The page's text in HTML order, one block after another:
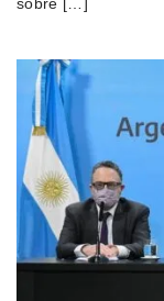
sobre […]